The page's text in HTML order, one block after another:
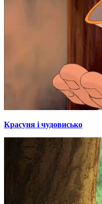
Красуня і чудовисько